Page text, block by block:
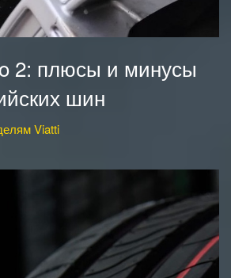
2: плюсы и минусы
шин
Viatti